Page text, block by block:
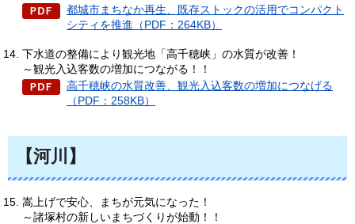
都城市まちなか再生、既存ストックの活用でコンパクト
シティを推進（PDF：264KB）
下水道の整備により観光地「高千穂峡」の水質が改善！
～観光入込客数の増加につながる！！
高千穂峡の水質改善、観光入込客数の増加につなげる
（PDF：258KB）
【河川】
嵩上げで安心、まちが元気になった！
～諸塚村の新しいまちづくりが始動！！